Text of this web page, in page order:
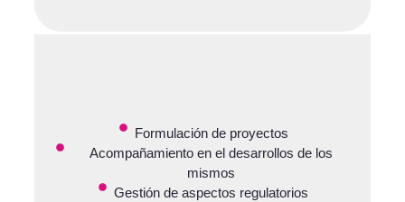
Formulación de proyectos
Acompañamiento en el desarrollos de los
mismos
Gestión de aspectos regulatorios